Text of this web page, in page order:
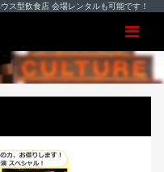
ス型飲食店 会場レンタルも可能です！